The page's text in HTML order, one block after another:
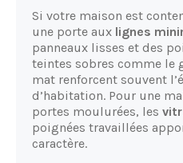
Si votre maison est
une porte aux lignes
panneaux lisses et des
teintes sobres comme le
mat renforcent souvent
d’habitation. Pour une
portes moulurées, les
poignées travaillées
caractère.